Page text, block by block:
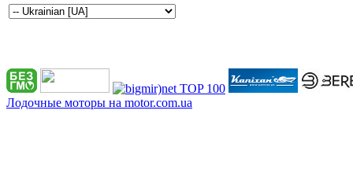
Лодочные моторы на motor.com.ua